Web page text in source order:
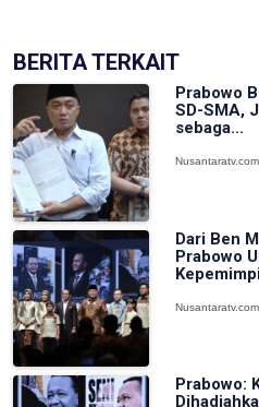
BERITA TERKAIT
Prabowo
SD-SMA,
sebaga...
Dari Ben
Prabowo
Prabowo: